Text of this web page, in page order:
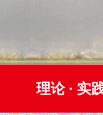
理论 · 实